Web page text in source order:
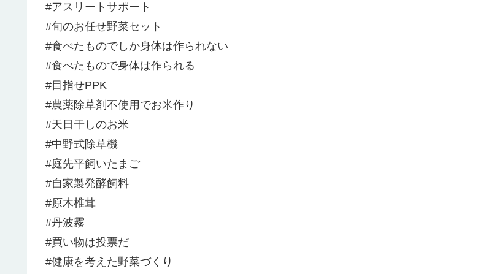
#アスリートサポート
#旬のお任せ野菜セット
#食べたものでしか身体は作られない
#食べたもので身体は作られる
#目指せPPK
#農薬除草剤不使用でお米作り
#天日干しのお米
#中野式除草機
#庭先平飼いたまご
#自家製発酵飼料
#原木椎茸
#丹波霧
#買い物は投票だ
#健康を考えた野菜づくり